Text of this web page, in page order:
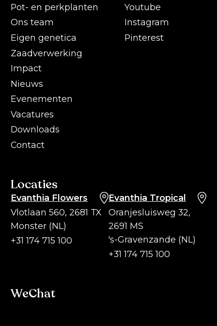
Pot- en perkplanten
Ons team
Eigen genetica
Zaadverwerking
Impact
Nieuws
Evenementen
Vacatures
Downloads
Contact
Youtube
Instagram
Pinterest
Locaties
Evanthia Flowers
Vlotlaan 560, 2681 TX
Monster (NL)
+31 174 715 100
Evanthia Tropical
Oranjesluisweg 32,
2691 MS
's-Gravenzande (NL)
+31 174 715 100
WeChat